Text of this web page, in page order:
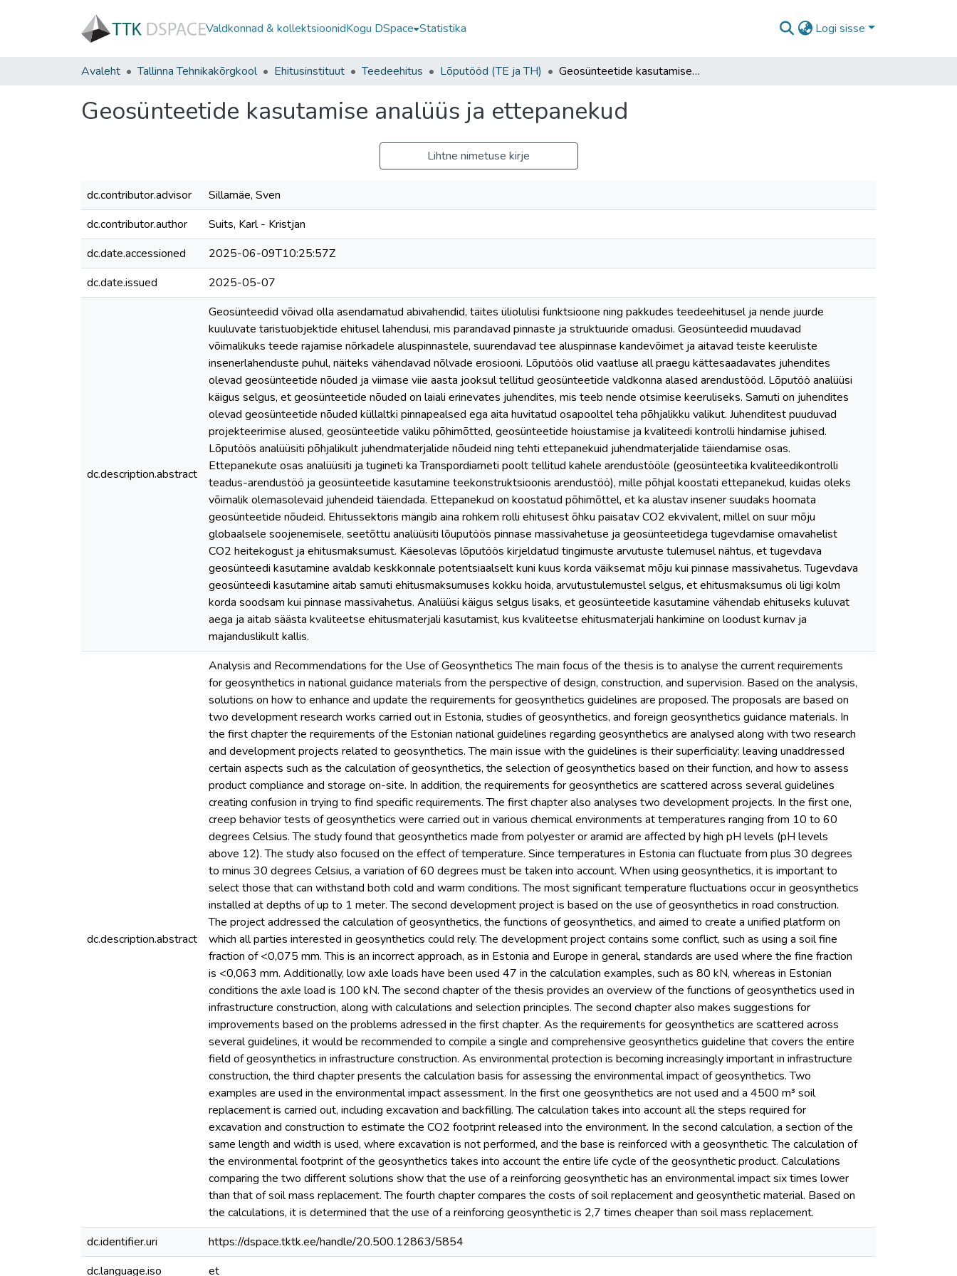
Valdkonnad & kollektsioonidKogu DSpace Statistika Logi sisse
Avaleht Tallinna Tehnikakõrgkool Ehitusinstituut Teedeehitus Lõputööd (TE ja TH) Geosünteetide kasutamise analüüs ja ettepanekud
Geosünteetide kasutamise analüüs ja ettepanekud
Lihtne nimetuse kirje
dc.contributor.advisor
Sillamäe, Sven
dc.contributor.author
Suits, Karl - Kristjan
dc.date.accessioned
2025-06-09T10:25:57Z
dc.date.issued
2025-05-07
dc.description.abstract
Geosünteedid võivad olla asendamatud abivahendid, täites üliolulisi funktsioone ning pakkudes teedeehitusel ja nende juurde
kuuluvate taristuobjektide ehitusel lahendusi, mis parandavad pinnaste ja struktuuride omadusi. Geosünteedid muudavad
võimalikuks teede rajamise nõrkadele aluspinnastele, suurendavad tee aluspinnase kandevõimet ja aitavad teiste keeruliste
insenerlahenduste puhul, näiteks vähendavad nõlvade erosiooni. Lõputöös olid vaatluse all praegu kättesaadavates juhendites
olevad geosünteetide nõuded ja viimase viie aasta jooksul tellitud geosünteetide valdkonna alased arendustööd. Lõputöö analüüsi
käigus selgus, et geosünteetide nõuded on laiali erinevates juhendites, mis teeb nende otsimise keeruliseks. Samuti on juhendites
olevad geosünteetide nõuded küllaltki pinnapealsed ega aita huvitatud osapooltel teha põhjalikku valikut. Juhenditest puuduvad
projekteerimise alused, geosünteetide valiku põhimõtted, geosünteetide hoiustamise ja kvaliteedi kontrolli hindamise juhised.
Lõputöös analüüsiti põhjalikult juhendmaterjalide nõudeid ning tehti ettepanekuid juhendmaterjalide täiendamise osas.
Ettepanekute osas analüüsiti ja tugineti ka Transpordiameti poolt tellitud kahele arendustööle (geosünteetika kvaliteedikontrolli
teadus-arendustöö ja geosünteetide kasutamine teekonstruktsioonis arendustöö), mille põhjal koostati ettepanekud, kuidas oleks
võimalik olemasolevaid juhendeid täiendada. Ettepanekud on koostatud põhimõttel, et ka alustav insener suudaks hoomata
geosünteetide nõudeid. Ehitussektoris mängib aina rohkem rolli ehitusest õhku paisatav CO2 ekvivalent, millel on suur mõju
globaalsele soojenemisele, seetõttu analüüsiti lõuputöös pinnase massivahetuse ja geosünteetidega tugevdamise omavahelist
CO2 heitekogust ja ehitusmaksumust. Käesolevas lõputöös kirjeldatud tingimuste arvutuste tulemusel nähtus, et tugevdava
geosünteedi kasutamine avaldab keskkonnale potentsiaalselt kuni kuus korda väiksemat mõju kui pinnase massivahetus. Tugevdava
geosünteedi kasutamine aitab samuti ehitusmaksumuses kokku hoida, arvutustulemustel selgus, et ehitusmaksumus oli ligi kolm
korda soodsam kui pinnase massivahetus. Analüüsi käigus selgus lisaks, et geosünteetide kasutamine vähendab ehituseks kuluvat
aega ja aitab säästa kvaliteetse ehitusmaterjali kasutamist, kus kvaliteetse ehitusmaterjali hankimine on loodust kurnav ja
majanduslikult kallis.
dc.description.abstract
Analysis and Recommendations for the Use of Geosynthetics The main focus of the thesis is to analyse the current requirements
for geosynthetics in national guidance materials from the perspective of design, construction, and supervision. Based on the analysis,
solutions on how to enhance and update the requirements for geosynthetics guidelines are proposed. The proposals are based on
two development research works carried out in Estonia, studies of geosynthetics, and foreign geosynthetics guidance materials. In
the first chapter the requirements of the Estonian national guidelines regarding geosynthetics are analysed along with two research
and development projects related to geosynthetics. The main issue with the guidelines is their superficiality: leaving unaddressed
certain aspects such as the calculation of geosynthetics, the selection of geosynthetics based on their function, and how to assess
product compliance and storage on-site. In addition, the requirements for geosynthetics are scattered across several guidelines
creating confusion in trying to find specific requirements. The first chapter also analyses two development projects. In the first one,
creep behavior tests of geosynthetics were carried out in various chemical environments at temperatures ranging from 10 to 60
degrees Celsius. The study found that geosynthetics made from polyester or aramid are affected by high pH levels (pH levels
above 12). The study also focused on the effect of temperature. Since temperatures in Estonia can fluctuate from plus 30 degrees
to minus 30 degrees Celsius, a variation of 60 degrees must be taken into account. When using geosynthetics, it is important to
select those that can withstand both cold and warm conditions. The most significant temperature fluctuations occur in geosynthetics
installed at depths of up to 1 meter. The second development project is based on the use of geosynthetics in road construction.
The project addressed the calculation of geosynthetics, the functions of geosynthetics, and aimed to create a unified platform on
which all parties interested in geosynthetics could rely. The development project contains some conflict, such as using a soil fine
fraction of <0,075 mm. This is an incorrect approach, as in Estonia and Europe in general, standards are used where the fine fraction
is <0,063 mm. Additionally, low axle loads have been used 47 in the calculation examples, such as 80 kN, whereas in Estonian
conditions the axle load is 100 kN. The second chapter of the thesis provides an overview of the functions of geosynthetics used in
infrastructure construction, along with calculations and selection principles. The second chapter also makes suggestions for
improvements based on the problems adressed in the first chapter. As the requirements for geosynthetics are scattered across
several guidelines, it would be recommended to compile a single and comprehensive geosynthetics guideline that covers the entire
field of geosynthetics in infrastructure construction. As environmental protection is becoming increasingly important in infrastructure
construction, the third chapter presents the calculation basis for assessing the environmental impact of geosynthetics. Two
examples are used in the environmental impact assessment. In the first one geosynthetics are not used and a 4500 m³ soil
replacement is carried out, including excavation and backfilling. The calculation takes into account all the steps required for
excavation and construction to estimate the CO2 footprint released into the environment. In the second calculation, a section of the
same length and width is used, where excavation is not performed, and the base is reinforced with a geosynthetic. The calculation of
the environmental footprint of the geosynthetics takes into account the entire life cycle of the geosynthetic product. Calculations
comparing the two different solutions show that the use of a reinforcing geosynthetic has an environmental impact six times lower
than that of soil mass replacement. The fourth chapter compares the costs of soil replacement and geosynthetic material. Based on
the calculations, it is determined that the use of a reinforcing geosynthetic is 2,7 times cheaper than soil mass replacement.
dc.identifier.uri
https://dspace.tktk.ee/handle/20.500.12863/5854
dc.language.iso
et